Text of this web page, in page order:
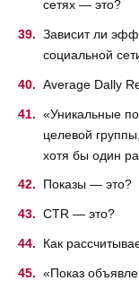
сетях — это?
Зависит ли
социальной
Average Dally
«Уникальные
целевой
хотя бы один
Показы — это?
CTR — это?
Как
«Показ